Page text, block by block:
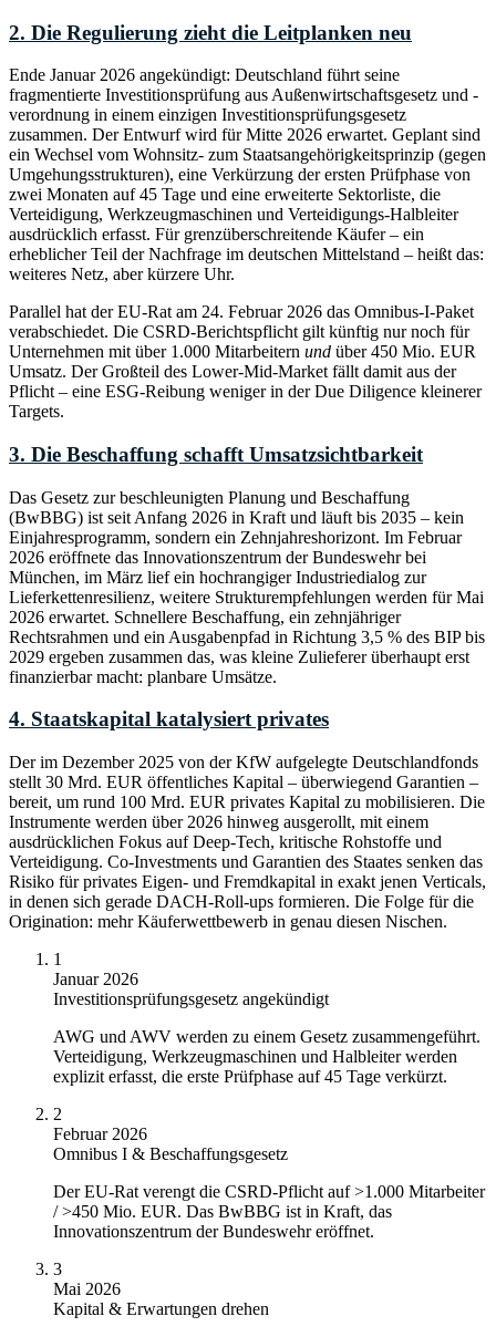
2. Die Regulierung zieht die Leitplanken neu
Ende Januar 2026 angekündigt: Deutschland führt seine
fragmentierte Investitionsprüfung aus Außenwirtschaftsgesetz und -
verordnung in einem einzigen Investitionsprüfungsgesetz
zusammen. Der Entwurf wird für Mitte 2026 erwartet. Geplant sind
ein Wechsel vom Wohnsitz- zum Staatsangehörigkeitsprinzip (gegen
Umgehungsstrukturen), eine Verkürzung der ersten Prüfphase von
zwei Monaten auf 45 Tage und eine erweiterte Sektorliste, die
Verteidigung, Werkzeugmaschinen und Verteidigungs-Halbleiter
ausdrücklich erfasst. Für grenzüberschreitende Käufer – ein
erheblicher Teil der Nachfrage im deutschen Mittelstand – heißt das:
weiteres Netz, aber kürzere Uhr.
Parallel hat der EU-Rat am 24. Februar 2026 das Omnibus-I-Paket
verabschiedet. Die CSRD-Berichtspflicht gilt künftig nur noch für
Unternehmen mit über 1.000 Mitarbeitern und über 450 Mio. EUR
Umsatz. Der Großteil des Lower-Mid-Market fällt damit aus der
Pflicht – eine ESG-Reibung weniger in der Due Diligence kleinerer
Targets.
3. Die Beschaffung schafft Umsatzsichtbarkeit
Das Gesetz zur beschleunigten Planung und Beschaffung
(BwBBG) ist seit Anfang 2026 in Kraft und läuft bis 2035 – kein
Einjahresprogramm, sondern ein Zehnjahreshorizont. Im Februar
2026 eröffnete das Innovationszentrum der Bundeswehr bei
München, im März lief ein hochrangiger Industriedialog zur
Lieferkettenresilienz, weitere Strukturempfehlungen werden für Mai
2026 erwartet. Schnellere Beschaffung, ein zehnjähriger
Rechtsrahmen und ein Ausgabenpfad in Richtung 3,5 % des BIP bis
2029 ergeben zusammen das, was kleine Zulieferer überhaupt erst
finanzierbar macht: planbare Umsätze.
4. Staatskapital katalysiert privates
Der im Dezember 2025 von der KfW aufgelegte Deutschlandfonds
stellt 30 Mrd. EUR öffentliches Kapital – überwiegend Garantien –
bereit, um rund 100 Mrd. EUR privates Kapital zu mobilisieren. Die
Instrumente werden über 2026 hinweg ausgerollt, mit einem
ausdrücklichen Fokus auf Deep-Tech, kritische Rohstoffe und
Verteidigung. Co-Investments und Garantien des Staates senken das
Risiko für privates Eigen- und Fremdkapital in exakt jenen Verticals,
in denen sich gerade DACH-Roll-ups formieren. Die Folge für die
Origination: mehr Käuferwettbewerb in genau diesen Nischen.
1
Januar 2026
Investitionsprüfungsgesetz angekündigt
AWG und AWV werden zu einem Gesetz zusammengeführt.
Verteidigung, Werkzeugmaschinen und Halbleiter werden
explizit erfasst, die erste Prüfphase auf 45 Tage verkürzt.
2
Februar 2026
Omnibus I & Beschaffungsgesetz
Der EU-Rat verengt die CSRD-Pflicht auf >1.000 Mitarbeiter
/ >450 Mio. EUR. Das BwBBG ist in Kraft, das
Innovationszentrum der Bundeswehr eröffnet.
3
Mai 2026
Kapital & Erwartungen drehen